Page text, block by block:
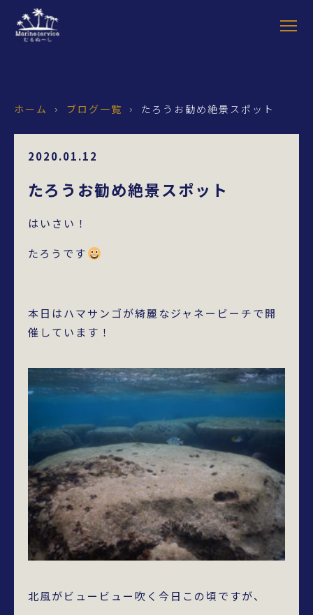
ホーム › ブログ一覧 › たろうお勧め絶景スポット
2020.01.12
たろうお勧め絶景スポット
はいさい！
たろうです
本日はハマサンゴが綺麗なジャネービーチで開
催しています！
北風がビュービュー吹く今日この頃ですが、